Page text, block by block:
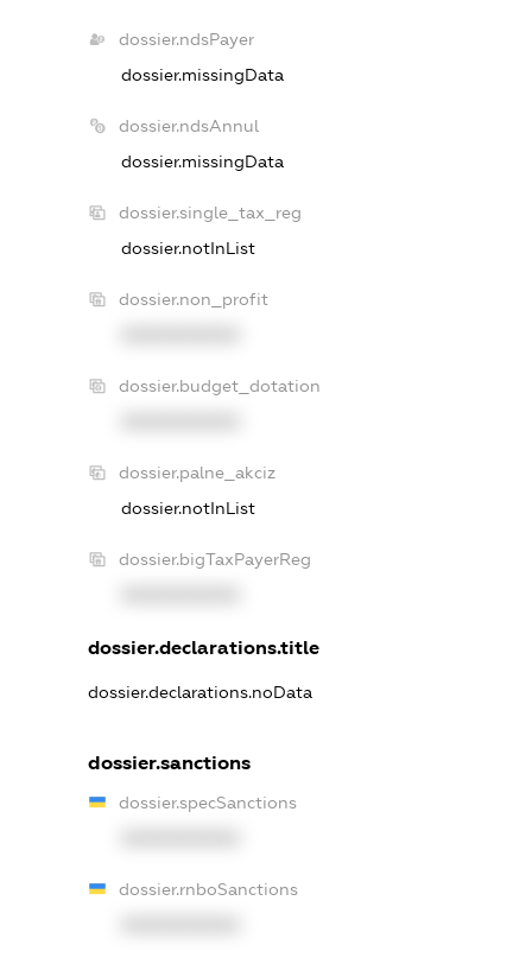
dossier.ndsPayer
dossier.missingData
dossier.ndsAnnul
dossier.missingData
dossier.single_tax_reg
dossier.notInList
dossier.non_profit
dossier.budget_dotation
dossier.palne_akciz
dossier.notInList
dossier.bigTaxPayerReg
dossier.declarations.title
dossier.declarations.noData
dossier.sanctions
dossier.specSanctions
dossier.rnboSanctions